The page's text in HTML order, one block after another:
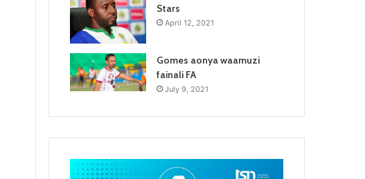
Stars
April 12, 2021
Gomes aonya waamuzi
fainali FA
July 9, 2021